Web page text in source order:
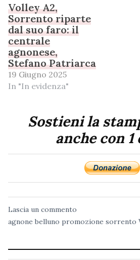
Volley A2,
Sorrento riparte
dal suo faro: il
centrale
agnonese,
Stefano Patriarca
19 Giugno 2025
In "In evidenza"
Sostieni la
anche con 1
Lascia un commento
agnone belluno promozione sorrento